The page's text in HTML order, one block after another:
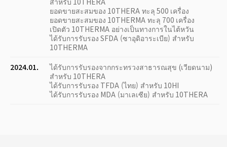
ยอดขายสะสมของ 10THERA ทะลุ 500 เครื่อง
ยอดขายสะสมของ 10THERMA ทะลุ 700 เครื่อง
เปิดตัว 10THERMA อย่างเป็นทางการในไต้หวัน
ได้รับการรับรอง SFDA (ซาอุดิอาระเบีย) สำหรับ
10THERMA
2024.01.
ได้รับการรับรองจากกระทรวงสาธารณสุข (เวียดนาม)
สำหรับ 10THERA
ได้รับการรับรอง TFDA (ไทย) สำหรับ 10HI
ได้รับการรับรอง MDA (มาเลเซีย) สำหรับ 10THERA